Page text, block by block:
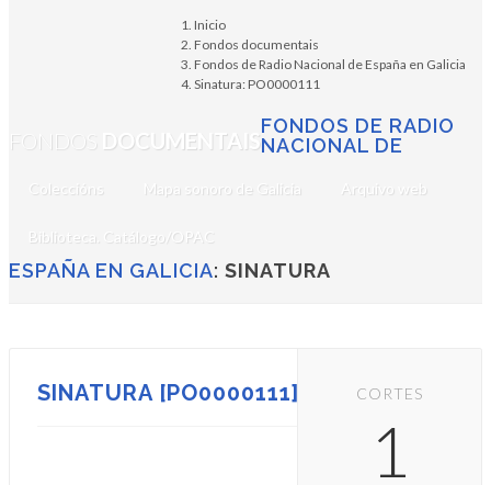
FONDOS DOCUMENTAIS
Coleccións Mapa sonoro de Galicia Arquivo web
Biblioteca. Catálogo/OPAC
FONDOS DE RADIO
NACIONAL DE
ESPAÑA EN GALICIA: SINATURA
Inicio
Fondos documentais
Fondos de Radio Nacional de España en Galicia
Sinatura: PO0000111
SINATURA [PO0000111] CORTES
1